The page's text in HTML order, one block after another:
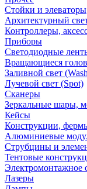
Стойки и элеваторы
Архитектурный
Контроллеры,
Приборы
Светодиодные
Вращающиеся
Заливной свет
Лучевой свет (Spot)
Сканеры
Зеркальные шары,
Кейсы
Конструкции,
Алюминиевые
Струбцины и
Тентовые
Электромонтажное
Лазеры